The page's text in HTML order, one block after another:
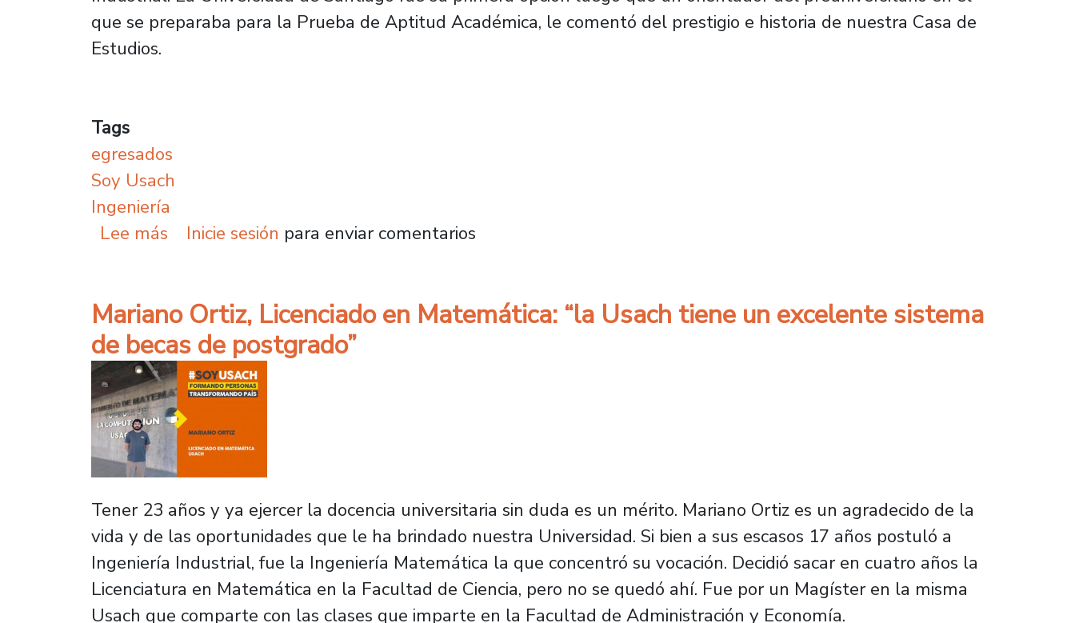
que se preparaba para la Prueba de Aptitud Académica, le comentó del prestigio e historia de nuestra Casa de
Estudios.
Tags
egresados
Soy Usach
Ingeniería
Lee más sobre Luis Valdivia, Ingeniero Civil Industrial: “la exigencia académica de la Usach te prepara a desempeñarte
Inicie sesión para enviar comentarios
Mariano Ortiz, Licenciado en Matemática: “la Usach tiene un excelente sistema
de becas de postgrado”
Tener 23 años y ya ejercer la docencia universitaria sin duda es un mérito. Mariano Ortiz es un agradecido de la
vida y de las oportunidades que le ha brindado nuestra Universidad. Si bien a sus escasos 17 años postuló a
Ingeniería Industrial, fue la Ingeniería Matemática la que concentró su vocación. Decidió sacar en cuatro años la
Licenciatura en Matemática en la Facultad de Ciencia, pero no se quedó ahí. Fue por un Magíster en la misma
Usach que comparte con las clases que imparte en la Facultad de Administración y Economía.